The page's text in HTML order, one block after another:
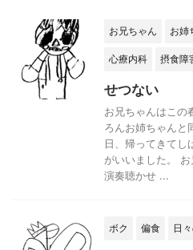
お兄ちゃん お姉
心療内科 摂食障
せつない
お兄ちゃんはこの
ろんお姉ちゃんと
日、帰ってきてし
がいいました。
演奏聴かせ ...
ボク 偏食 日